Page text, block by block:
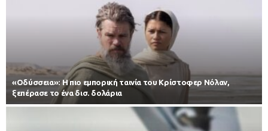
«Οδύσσεια»: Η πιο εμπορική ταινία του Κρίστοφερ Νόλαν,
ξεπέρασε το ένα δισ. δολάρια